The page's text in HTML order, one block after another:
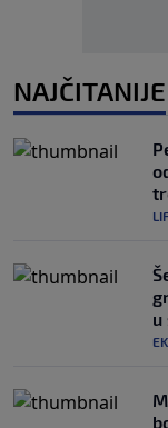
NAJČITANIJE
u